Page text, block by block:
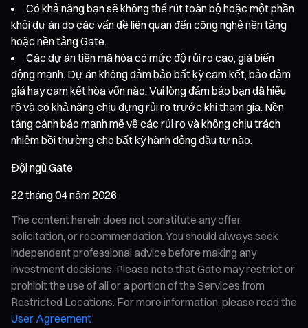
Có khả năng bạn sẽ không thể rút toàn bộ hoặc một phần
khỏi dự án do các vấn đề liên quan đến công nghệ nền tảng
hoặc nền tảng Gate.
Các dự án tiền mã hóa có mức độ rủi ro cao, giá biến
động mạnh. Dự án không đảm bảo bất kỳ cam kết, bảo đảm
giá hay cam kết hòa vốn nào. Vui lòng đảm bảo bạn đã hiểu
rõ và có khả năng chịu đựng rủi ro trước khi tham gia. Nền
tảng cảnh báo mạnh mẽ về các rủi ro và không chịu trách
nhiệm bồi thường cho bất kỳ hành động đầu tư nào.
Đội ngũ Gate
22 tháng 04 năm 2026
The content herein does not constitute any offer,
solicitation, or recommendation. You should always seek
independent professional advice before making any
investment decisions. Please note that Gate may restrict or
prohibit the use of all or a portion of the Services from
Restricted Locations. For more information, please read the
User Agreement